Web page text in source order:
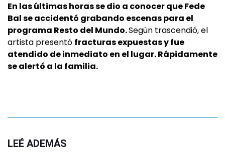
En las últimas horas se dio a conocer que Fede
Bal se accidentó grabando escenas para el
programa Resto del Mundo.Según trascendió, el
artista presentó fracturas expuestas y fue
atendido de inmediato en el lugar. Rápidamente
se alertó a la familia.
LEÉ ADEMÁS